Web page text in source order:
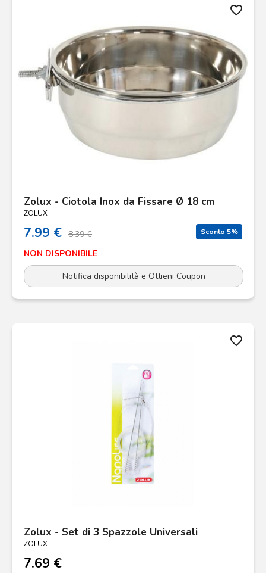
favorite_border
Zolux - Ciotola Inox da Fissare Ø 18 cm
ZOLUX
7.99 € 8.39 € Sconto 5%
NON DISPONIBILE
Notifica disponibilità e Ottieni Coupon
favorite_border
Zolux - Set di 3 Spazzole Universali
ZOLUX
7.69 €